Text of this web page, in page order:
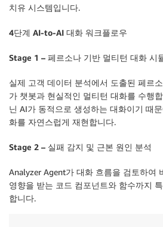
치유 시스템입니다.
4단계 AI-to-AI 대화 워크플로우
Stage 1 – 페르소나 기반 멀티턴 대화 시
실제 고객 데이터 분석에서 도출된 페르
가 챗봇과 현실적인 멀티턴 대화를 수행
닌 AI가 동적으로 생성하는 대화이기 때
화를 자연스럽게 재현합니다.
Stage 2 – 실패 감지 및 근본 원인 분석
Analyzer Agent가 대화 흐름을 검토하여
영향을 받는 코드 컴포넌트와 함수까지
합니다.